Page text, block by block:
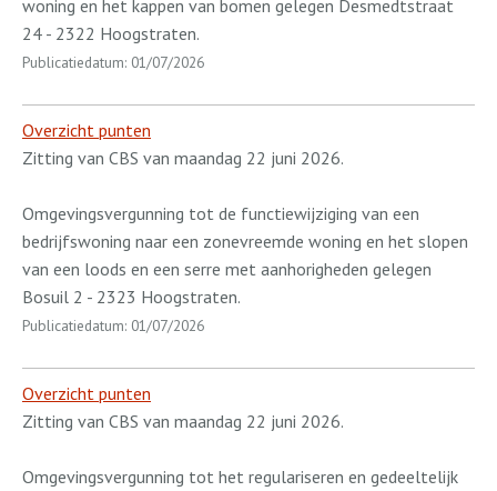
woning en het kappen van bomen gelegen Desmedtstraat
24 - 2322 Hoogstraten.
Publicatiedatum: 01/07/2026
Overzicht punten
Zitting van CBS van maandag 22 juni 2026.
Omgevingsvergunning tot de functiewijziging van een
bedrijfswoning naar een zonevreemde woning en het slopen
van een loods en een serre met aanhorigheden gelegen
Bosuil 2 - 2323 Hoogstraten.
Publicatiedatum: 01/07/2026
Overzicht punten
Zitting van CBS van maandag 22 juni 2026.
Omgevingsvergunning tot het regulariseren en gedeeltelijk